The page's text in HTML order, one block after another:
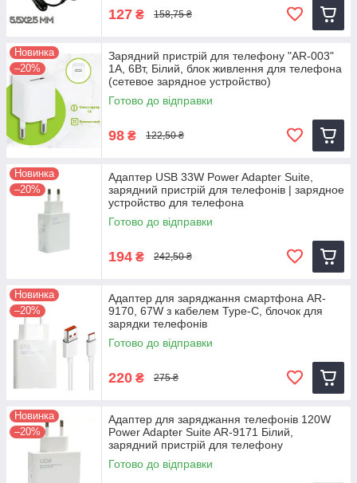
127 ₴ 158,75 ₴
Новинка
–20%
Зарядний пристрій для телефону "AR-003"
1А, 6Вт, Білий, блок живлення для телефона
(сетевое зарядное устройство)
Готово до відправки
98 ₴ 122,50 ₴
Новинка
–20%
Адаптер USB 33W Power Adapter Suite,
зарядний пристрій для телефонів | зарядное
устройство для телефона
Готово до відправки
194 ₴ 242,50 ₴
Новинка
–20%
Адаптер для заряджання смартфона AR-
9170, 67W з кабелем Type-C, блочок для
зарядки телефонів
Готово до відправки
220 ₴ 275 ₴
Новинка
–20%
Адаптер для заряджання телефонів 120W
Power Adapter Suite AR-9171 Білий,
зарядний пристрій для телефону
Готово до відправки